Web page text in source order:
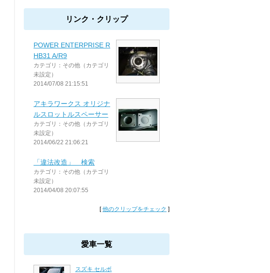
リンク・クリップ
POWER ENTERPRISE R
HB31 A/R9
カテゴリ：その他（カテゴリ
未設定）
2014/07/08 21:15:51
アキラワークス オリジナ
ルスロットルスペーサー
カテゴリ：その他（カテゴリ
未設定）
2014/06/22 21:06:21
「違法改造」 検索
カテゴリ：その他（カテゴリ
未設定）
2014/04/08 20:07:55
[他のクリップをチェック ]
愛車一覧
スズキ セルボ